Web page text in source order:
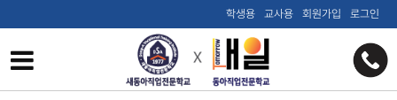
학생용 교사용 회원가입 로그인